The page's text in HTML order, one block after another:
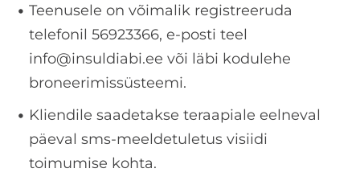
Teenusele on võimalik registreeruda
telefonil 56923366, e-posti teel
info@insuldiabi.ee või läbi kodulehe
broneerimissüsteemi.
Kliendile saadetakse teraapiale eelneval
päeval sms-meeldetuletus visiidi
toimumise kohta.